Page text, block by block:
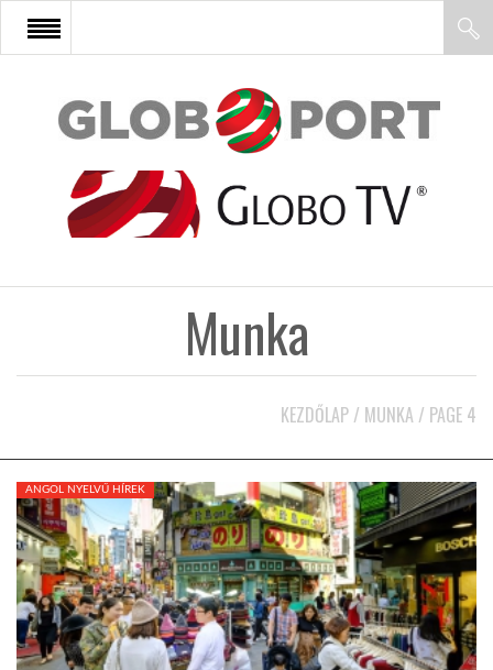
FŐOLDAL
AFRIKA
KÖZEL-KELET
AUSZTRÁLIA
Munka
KEZDŐLAP / MUNKA / PAGE 4
ANGOL NYELVŰ HÍREK